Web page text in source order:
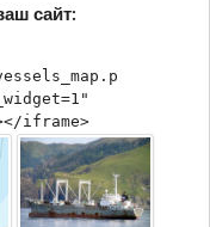
сайт:
iframe>